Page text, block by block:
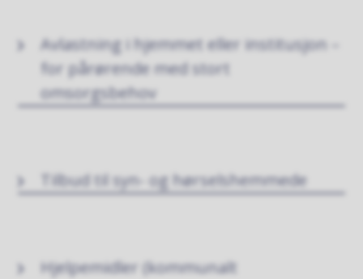
Avlastning i hjemmet eller institusjon –
for pårørende med stort
omsorgsbehov
Tilbud til syn- og hørselshemmede
Hjelpemidler (kommunalt